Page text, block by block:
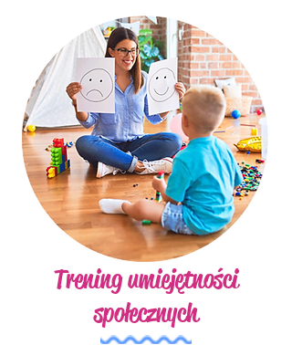
Trening umiejętności
społecznych